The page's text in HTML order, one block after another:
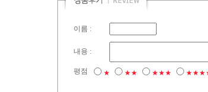
이름 :
내용 :
평점 ★ ★★ ★★★